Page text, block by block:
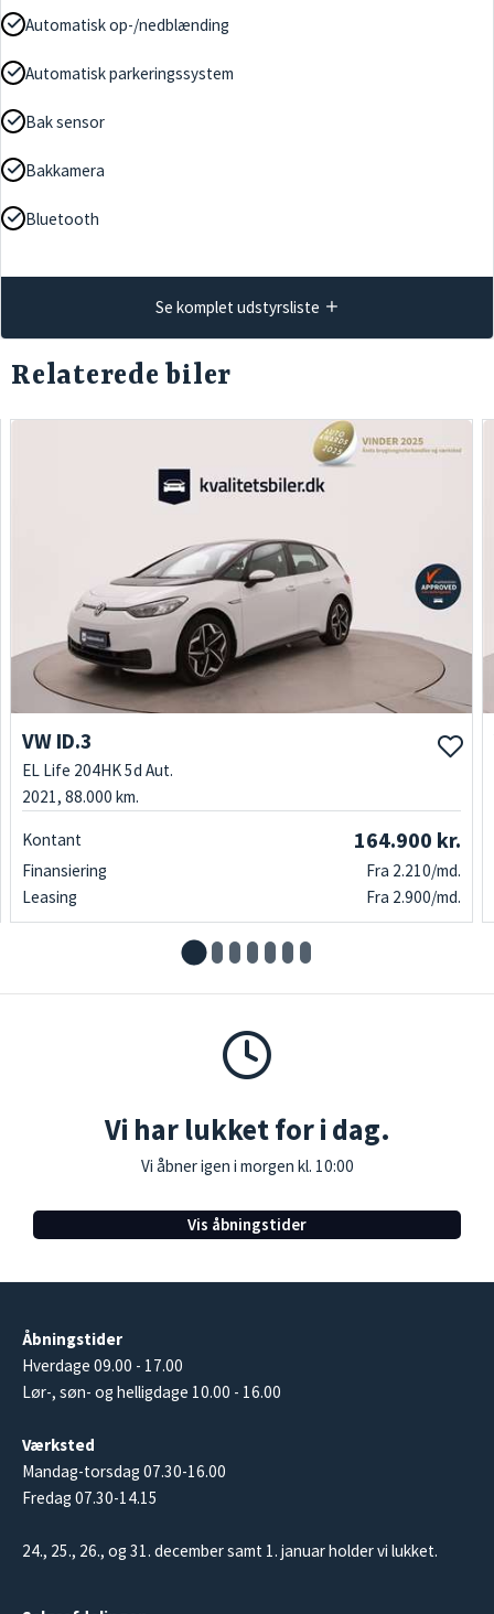
Automatisk op-/nedblænding
Automatisk parkeringssystem
Bak sensor
Bakkamera
Bluetooth
Se komplet udstyrsliste
Relaterede biler
VW ID.3
EL Life 204HK 5d Aut.
2021, 88.000 km.
Kontant 164.900 kr.
Finansiering
Fra 2.210/md.
Leasing
Fra 2.900/md.
Vi har lukket for i dag.
Vi åbner igen i morgen kl. 10:00
Vis åbningstider
Åbningstider
Hverdage 09.00 - 17.00
Lør-, søn- og helligdage 10.00 - 16.00
Værksted
Mandag-torsdag 07.30-16.00
Fredag 07.30-14.15
24., 25., 26., og 31. december samt 1. januar holder vi lukket.